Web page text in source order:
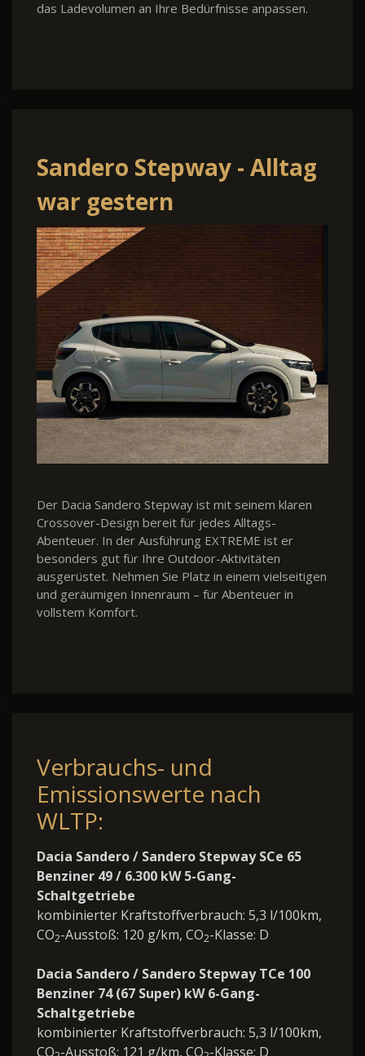
das Ladevolumen an Ihre Bedürfnisse anpassen.
Sandero Stepway - Alltag
war gestern
Der Dacia Sandero Stepway ist mit seinem klaren
Crossover-Design bereit für jedes Alltags-
Abenteuer. In der Ausführung EXTREME ist er
besonders gut für Ihre Outdoor-Aktivitäten
ausgerüstet. Nehmen Sie Platz in einem vielseitigen
und geräumigen Innenraum – für Abenteuer in
vollstem Komfort.
Verbrauchs- und
Emissionswerte nach
WLTP:
Dacia Sandero / Sandero Stepway SCe 65
Benziner 49 / 6.300 kW 5-Gang-
Schaltgetriebe
kombinierter Kraftstoffverbrauch: 5,3 l/100km,
CO2-Ausstoß: 120 g/km, CO2-Klasse: D
Dacia Sandero / Sandero Stepway TCe 100
Benziner 74 (67 Super) kW 6-Gang-
Schaltgetriebe
kombinierter Kraftstoffverbrauch: 5,3 l/100km,
CO -Ausstoß: 121 g/km, CO -Klasse: D